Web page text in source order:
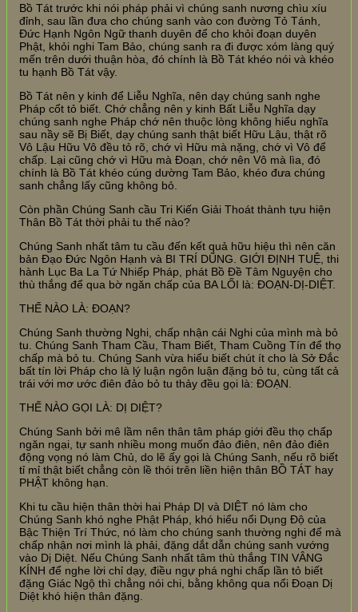
Bồ Tát trước khi nói pháp phải vì chúng sanh nương chìu xíu
đỉnh, sau lần đưa cho chúng sanh vào con đường Tỏ Tánh,
Đức Hạnh Ngôn Ngữ thanh duyên để cho khỏi đoạn duyên
Phật, khỏi nghi Tam Bảo, chúng sanh ra đi được xóm làng quý
mến trên dưới thuận hòa, đó chính là Bồ Tát khéo nói và khéo
tu hạnh Bồ Tát vậy.
Bồ Tát nên y kinh để Liễu Nghĩa, nên dạy chúng sanh nghe
Pháp cốt tỏ biết. Chớ chẳng nên y kinh Bất Liễu Nghĩa dạy
chúng sanh nghe Pháp chớ nên thuộc lòng không hiểu nghĩa
sau nầy sẽ Bị Biết, dạy chúng sanh thật biết Hữu Lậu, thật rõ
Vô Lậu Hữu Vô đều tỏ rõ, chớ vì Hữu mà nặng, chớ vì Vô để
chấp. Lại cũng chớ vì Hữu mà Đoạn, chớ nên Vô mà lìa, đó
chính là Bồ Tát khéo cúng dường Tam Bảo, khéo đưa chúng
sanh chẳng lấy cũng không bỏ.
Còn phần Chúng Sanh cầu Tri Kiến Giải Thoát thành tựu hiện
Thân Bồ Tát thời phải tu thế nào?
Chúng Sanh nhất tâm tu cầu đến kết quả hữu hiệu thì nên căn
bản Đạo Đức Ngôn Hạnh và BI TRÍ DŨNG. GIỚI ĐỊNH TUỆ, thi
hành Lục Ba La Tứ Nhiếp Pháp, phát Bồ Đề Tâm Nguyện cho
thù thắng để qua bờ ngăn chấp của BA LỐI là: ĐOẠN-DỊ-DIỆT.
THẾ NÀO LÀ: ĐOẠN?
Chúng Sanh thường Nghi, chấp nhận cái Nghi của mình mà bỏ
tu. Chúng Sanh Tham Cầu, Tham Biết, Tham Cuồng Tín để thọ
chấp mà bỏ tu. Chúng Sanh vừa hiểu biết chút ít cho là Sở Đắc
bất tín lời Pháp cho là lý luận ngôn luận đặng bỏ tu, cùng tất cả
trái với mơ ước điên đảo bỏ tu thảy đều gọi là: ĐOẠN.
THẾ NÀO GỌI LÀ: DỊ DIỆT?
Chúng Sanh bởi mê lầm nên thân tâm pháp giới đều thọ chấp
ngăn ngại, tự sanh nhiều mong muốn đảo điên, nên đảo điên
động vọng nó làm Chủ, do lẽ ấy gọi là Chúng Sanh, nếu rõ biết
tỉ mỉ thật biết chẳng còn lề thói trên liền hiện thân BỒ TÁT hay
PHẬT không hạn.
Khi tu cầu hiện thân thời hai Pháp DỊ và DIỆT nó làm cho
Chúng Sanh khó nghe Phật Pháp, khó hiểu nổi Dụng Độ của
Bậc Thiện Trí Thức, nó làm cho chúng sanh thường nghi để mà
chấp nhận nơi mình là phải, đặng dắt dẫn chúng sanh vướng
vào Dị Diệt. Nếu Chúng Sanh nhất tâm thù thắng TIN VÂNG
KÍNH để nghe lời chỉ dạy, điều ngự phá nghi chấp lần tỏ biết
đặng Giác Ngộ thì chẳng nói chi, bằng không qua nổi Đoạn Dị
Diệt khó hiện thân đặng.